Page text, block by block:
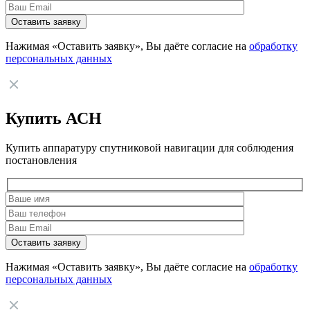
Нажимая «Оставить заявку», Вы даёте согласие на обработку
персональных данных
Купить АСН
Купить аппаратуру спутниковой навигации для соблюдения
постановления
Нажимая «Оставить заявку», Вы даёте согласие на обработку
персональных данных